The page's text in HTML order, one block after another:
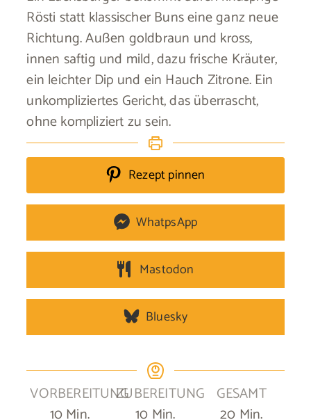
Rösti statt klassischer Buns eine ganz neue
Richtung. Außen goldbraun und kross,
innen saftig und mild, dazu frische Kräuter,
ein leichter Dip und ein Hauch Zitrone. Ein
unkompliziertes Gericht, das überrascht,
ohne kompliziert zu sein.
Rezept pinnen
WhatpsApp
Mastodon
Bluesky
VORBEREITUNG
10Minuten
Min.
ZUBEREITUNG
10Minuten
Min.
GESAMT
20Minuten
Min.